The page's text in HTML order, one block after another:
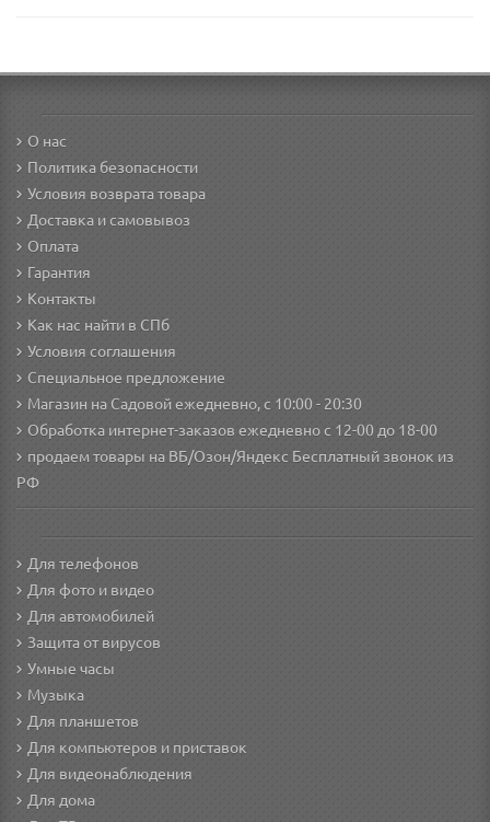
О нас
Политика безопасности
Условия возврата товара
Доставка и самовывоз
Оплата
Гарантия
Контакты
Как нас найти в СПб
Условия соглашения
Специальное предложение
Магазин на Садовой ежедневно, с 10:00 - 20:30
Обработка интернет-заказов ежедневно с 12-00 до 18-00
продаем товары на ВБ/Озон/Яндекс Бесплатный звонок из
РФ
Для телефонов
Для фото и видео
Для автомобилей
Защита от вирусов
Умные часы
Музыка
Для планшетов
Для компьютеров и приставок
Для видеонаблюдения
Для дома